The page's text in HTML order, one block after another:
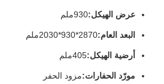
عرض الهيكل:930ملم
البعد العام:2870*930*2030ملم
أرضية الهيكل:405ملم
مورّد الحفارات:مزود الحفر